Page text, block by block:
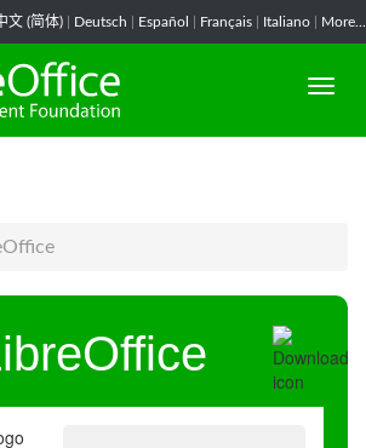
文 (简体) Deutsch Español Français Italiano More...